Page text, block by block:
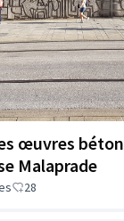
œuvres
Malaprade
28